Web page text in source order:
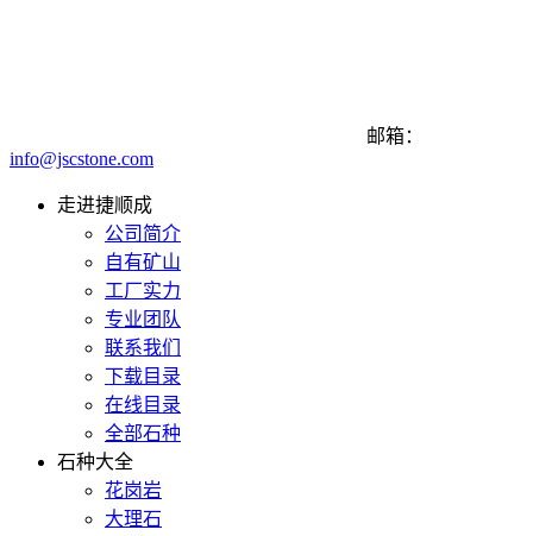
邮箱：
info@jscstone.com
走进捷顺成
公司简介
自有矿山
工厂实力
专业团队
联系我们
下载目录
在线目录
全部石种
石种大全
花岗岩
大理石